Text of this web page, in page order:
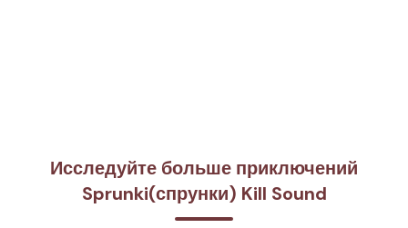
Исследуйте больше приключений
Sprunki(спрунки) Kill Sound